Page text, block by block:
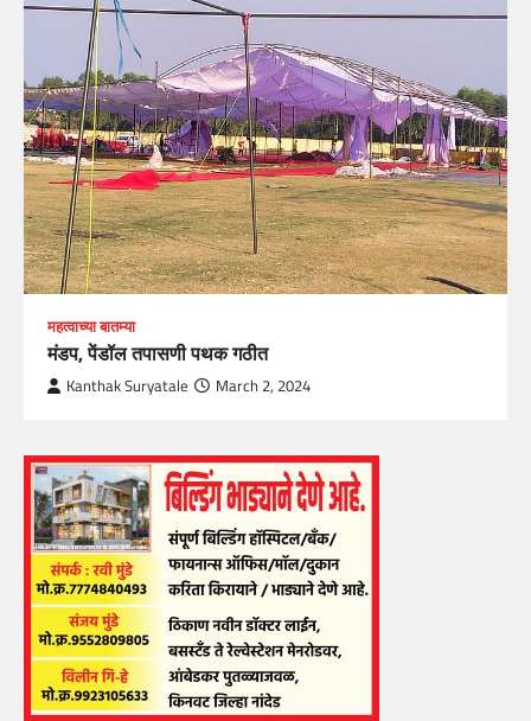
महत्वाच्या बातम्या
मंडप, पेंडॉल तपासणी पथक गठीत
Kanthak Suryatale March 2, 2024